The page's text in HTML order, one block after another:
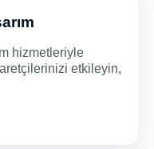
hizmetleriyle
etkileyin,